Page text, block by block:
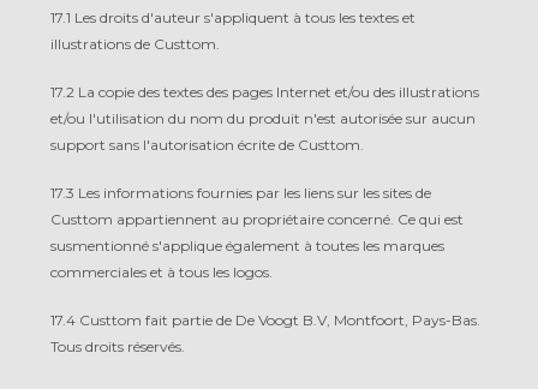
17.1 Les droits d'auteur s'appliquent à tous les textes et
illustrations de Custtom.
17.2 La copie des textes des pages Internet et/ou des illustrations
et/ou l'utilisation du nom du produit n'est autorisée sur aucun
support sans l'autorisation écrite de Custtom.
17.3 Les informations fournies par les liens sur les sites de
Custtom appartiennent au propriétaire concerné. Ce qui est
susmentionné s'applique également à toutes les marques
commerciales et à tous les logos.
17.4 Custtom fait partie de De Voogt B.V, Montfoort, Pays-Bas.
Tous droits réservés.